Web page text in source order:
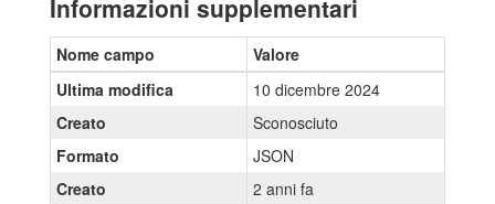
Informazioni supplementari
Nome campo
Valore
Ultima modifica
10 dicembre 2024
Creato
Sconosciuto
Formato
JSON
Creato
2 anni fa